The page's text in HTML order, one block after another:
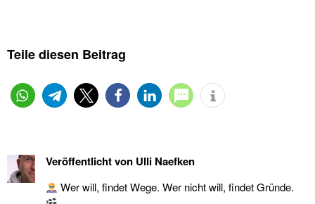
Teile diesen Beitrag
Veröffentlicht von Ulli Naefken
Wer will, findet Wege. Wer nicht will, findet Gründe.